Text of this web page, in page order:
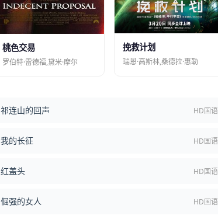
桃色交易
罗伯特·雷德福,黛米·摩尔
挽救计划
瑞恩·高斯林,桑德拉·惠勒
祁连山的回声 HD国语
我的长征 HD国语
红盖头 HD国语
倔强的女人 HD国语